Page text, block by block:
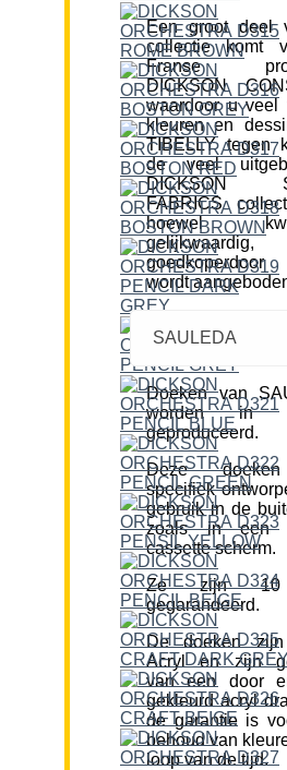
Een groot deel
collectie komt
Franse
DICKSON
waardoor u veel
kleuren en
TIBELLY tegen
de veel
DICKSON
FABRICS
hoewel
gelijkwaardig,
wordt
SAULEDA
Doeken van
worden in
geproduceerd.
Deze
specifiek
gebruik in de
zoals in een
cassette scherm.
Ze zijn 10
gegarandeerd.
De doeken
Acryl en zijn
van een door
gekleurd acryl
de garantie is
behoud van
loop van de tijd.